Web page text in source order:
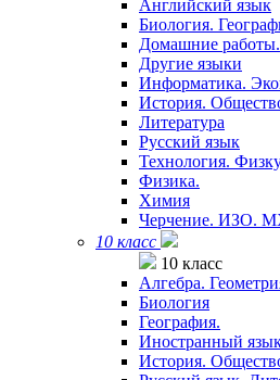
Английский язык
Биология.
Домашние работы.
Другие языки
Информатика.
История.
Литература
Русский язык
Технология.
Физика.
Химия
Черчение. ИЗО.
10 класс
10 класс
Алгебра.
Биология
География.
Иностранный
История.